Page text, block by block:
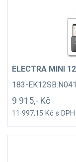
ELECTRA MINI
183-EK12SB.N041
9 915,- Kč
11 997,15 Kč s DPH